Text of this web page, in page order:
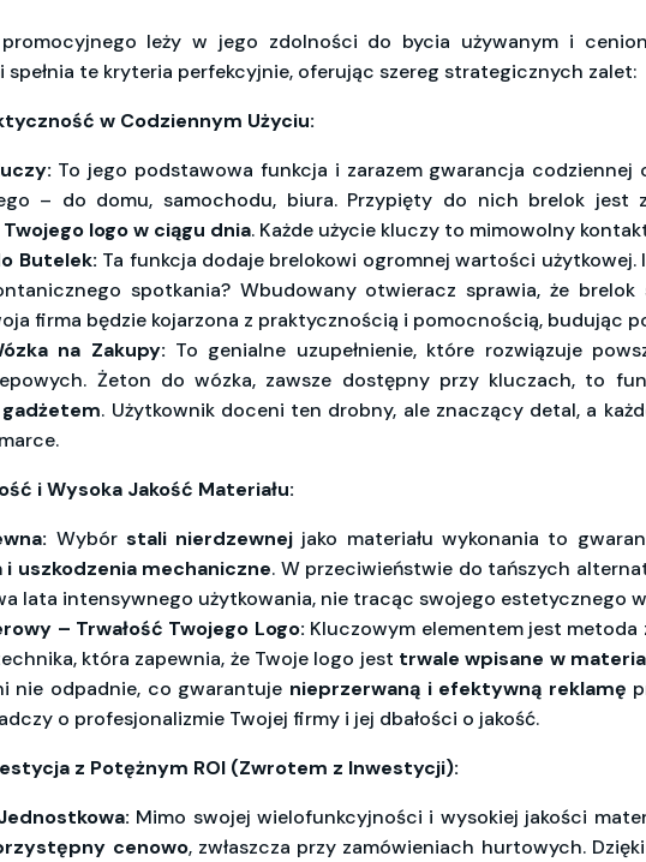
leży w jego zdolności do bycia używanym i
te kryteria perfekcyjnie, oferując szereg strategicznych zalet:
w Codziennym Użyciu:
To jego podstawowa funkcja i zarazem gwarancja
– do domu, samochodu, biura. Przypięty do nich brelok jest
logo w ciągu dnia. Każde użycie kluczy to mimowolny
Butelek: Ta funkcja dodaje brelokowi ogromnej wartości użytkowej.
spotkania? Wbudowany otwieracz sprawia, że brelok
firma będzie kojarzona z praktycznością i pomocnością, budując
na Zakupy: To genialne uzupełnienie, które rozwiązuje
Żeton do wózka, zawsze dostępny przy kluczach, to
. Użytkownik doceni ten drobny, ale znaczący detal, a
i Wysoka Jakość Materiału:
Wybór stali nierdzewnej jako materiału wykonania to
i uszkodzenia mechaniczne. W przeciwieństwie do tańszych
lata intensywnego użytkowania, nie tracąc swojego estetycznego
– Trwałość Twojego Logo: Kluczowym elementem jest metoda
która zapewnia, że Twoje logo jest trwale wpisane w
nie odpadnie, co gwarantuje nieprzerwaną i efektywną reklamę
o profesjonalizmie Twojej firmy i jej dbałości o jakość.
z Potężnym ROI (Zwrotem z Inwestycji):
Mimo swojej wielofunkcyjności i wysokiej jakości
cenowo, zwłaszcza przy zamówieniach hurtowych.